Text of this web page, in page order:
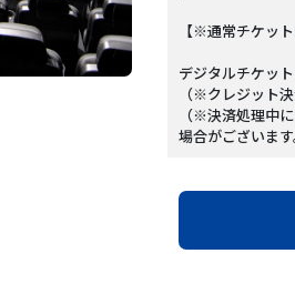
【※通常チケッ
デジタルチケッ
（※クレジット
（※決済処理中
場合がございま